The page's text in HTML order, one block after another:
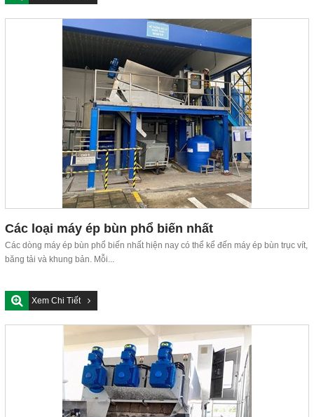
Các loại máy ép bùn phổ biến nhất
Các dòng máy ép bùn phổ biến nhất hiện nay có thể kể đến máy ép bùn trục vít,
băng tải và khung bản. Mỗi...
Xem Chi Tiết